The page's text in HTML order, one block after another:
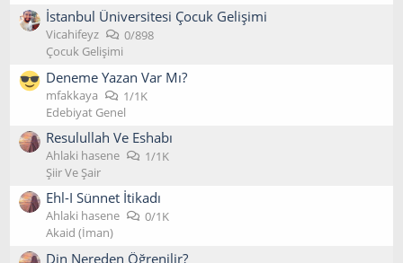
İstanbul Üniversitesi Çocuk Gelişimi
Vicahifeyz
0/898
Çocuk Gelişimi
Deneme Yazan Var Mı?
mfakkaya
1/1K
Edebiyat Genel
Resulullah Ve Eshabı
Ahlaki hasene
1/1K
Şiir Ve Şair
Ehl-I Sünnet İtikadı
Ahlaki hasene
0/1K
Akaid (İman)
Din Nereden Öğrenilir?